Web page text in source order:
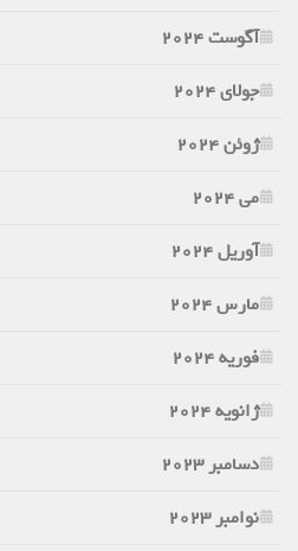
آگوست 2024
جولای 2024
ژوئن 2024
می 2024
آوریل 2024
مارس 2024
فوریه 2024
ژانویه 2024
دسامبر 2023
نوامبر 2023